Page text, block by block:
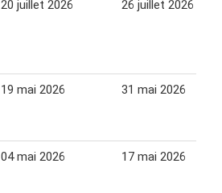
20 juillet 2026 26 juillet 2026
19 mai 2026 31 mai 2026
04 mai 2026 17 mai 2026